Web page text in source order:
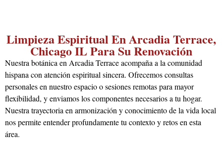
Limpieza Espiritual En Arcadia Terrace,
Chicago IL Para Su Renovación
Nuestra botánica en Arcadia Terrace acompaña a la comunidad
hispana con atención espiritual sincera. Ofrecemos consultas
personales en nuestro espacio o sesiones remotas para mayor
flexibilidad, y enviamos los componentes necesarios a tu hogar.
Nuestra trayectoria en armonización y conocimiento de la vida local
nos permite entender profundamente tu contexto y retos en esta
área.